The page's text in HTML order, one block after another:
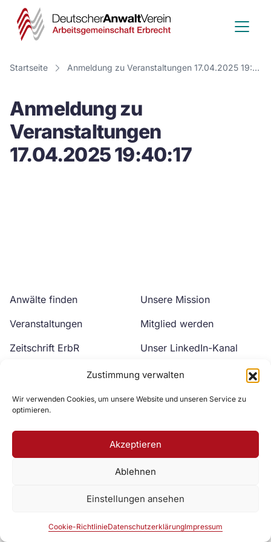
Zustimmung verwalten
Wir verwenden Cookies, um unsere Website und unseren Service zu
optimieren.
Akzeptieren
Ablehnen
Einstellungen ansehen
Cookie-RichtlinieDatenschutzerklärungImpressum
Deutscher
Anwalt
Verein
Startseite Anmeldung zu Veranstaltungen 17.04.2025 19:40:17
Anmeldung zu
Veranstaltungen
17.04.2025 19:40:17
Anwälte finden
Veranstaltungen
Zeitschrift ErbR
Unsere Mission
Mitglied werden
Unser LinkedIn-Kanal
Unser YouTube-Kanal
Zur DAV Webseite